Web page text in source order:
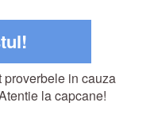
in cauza
la capcane!